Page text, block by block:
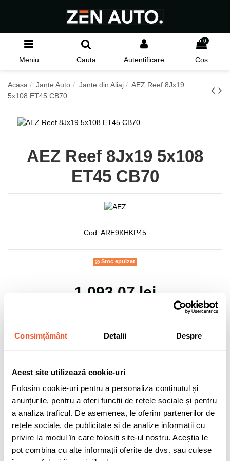
Consimțământ Detalii Despre
Acest site utilizează cookie-uri
Folosim cookie-uri pentru a personaliza conținutul și
anunțurile, pentru a oferi funcții de rețele sociale și pentru
a analiza traficul. De asemenea, le oferim partenerilor de
rețele sociale, de publicitate și de analize informații cu
privire la modul în care folosiți site-ul nostru. Aceștia le
pot combina cu alte informații oferite de dvs. sau culese
Meniu Cauta Autentificare
0
Cos
Acasa Jante Auto Jante din Aliaj
AEZ Reef 8Jx19
5x108 ET45 CB70
AEZ Reef 8Jx19 5x108
ET45 CB70
Cod: ARE9KHKP45
Stoc epuizat
1.093,07 lei
Adaugă în coș
0 buc disponibile pentru comandă
politica de confidentialitate
a datelor cu
caracter personal.